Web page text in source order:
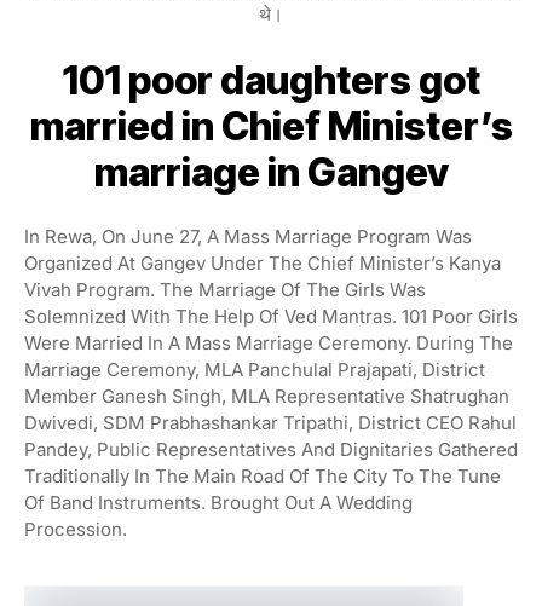
थे।
101 poor daughters got
married in Chief Minister’s
marriage in Gangev
In Rewa, On June 27, A Mass Marriage Program Was
Organized At Gangev Under The Chief Minister’s Kanya
Vivah Program. The Marriage Of The Girls Was
Solemnized With The Help Of Ved Mantras. 101 Poor Girls
Were Married In A Mass Marriage Ceremony. During The
Marriage Ceremony, MLA Panchulal Prajapati, District
Member Ganesh Singh, MLA Representative Shatrughan
Dwivedi, SDM Prabhashankar Tripathi, District CEO Rahul
Pandey, Public Representatives And Dignitaries Gathered
Traditionally In The Main Road Of The City To The Tune
Of Band Instruments. Brought Out A Wedding
Procession.